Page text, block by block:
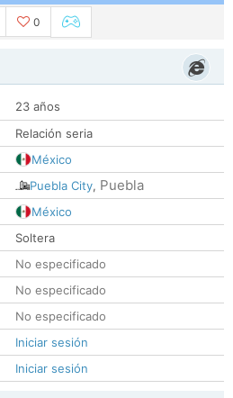
0
23 años
Relación seria
México
Puebla City, Puebla
México
Soltera
No especificado
No especificado
No especificado
Iniciar sesión
Iniciar sesión